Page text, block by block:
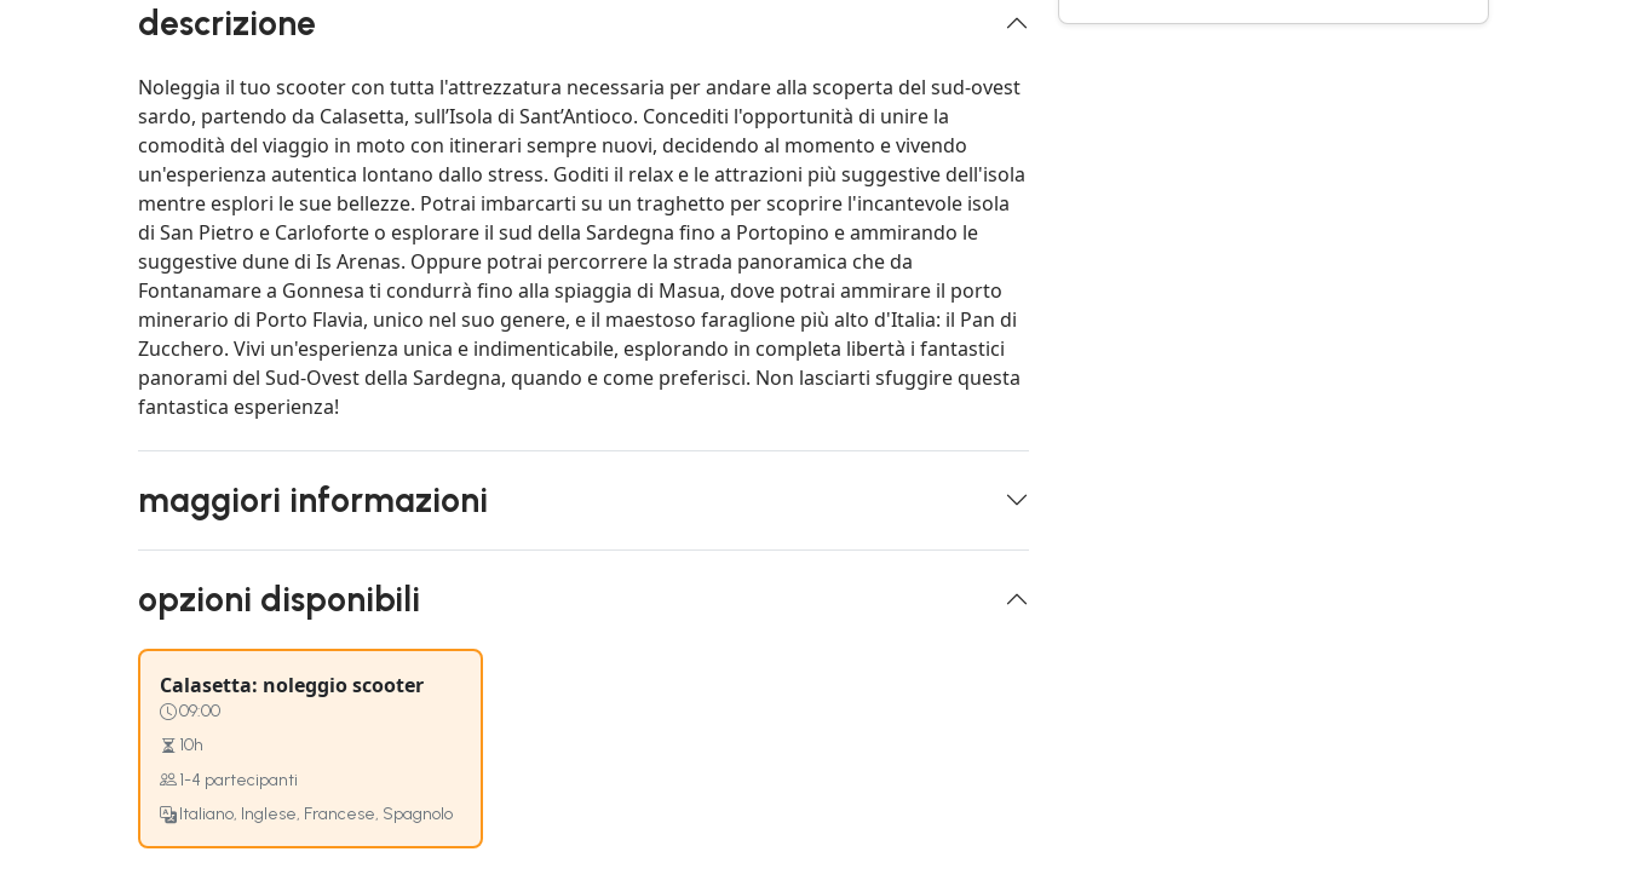
descrizione
Noleggia il tuo scooter con tutta l'attrezzatura necessaria per andare alla scoperta del sud-ovest
sardo, partendo da Calasetta, sull’Isola di Sant’Antioco. Concediti l'opportunità di unire la
comodità del viaggio in moto con itinerari sempre nuovi, decidendo al momento e vivendo
un'esperienza autentica lontano dallo stress. Goditi il relax e le attrazioni più suggestive dell'isola
mentre esplori le sue bellezze. Potrai imbarcarti su un traghetto per scoprire l'incantevole isola
di San Pietro e Carloforte o esplorare il sud della Sardegna fino a Portopino e ammirando le
suggestive dune di Is Arenas. Oppure potrai percorrere la strada panoramica che da
Fontanamare a Gonnesa ti condurrà fino alla spiaggia di Masua, dove potrai ammirare il porto
minerario di Porto Flavia, unico nel suo genere, e il maestoso faraglione più alto d'Italia: il Pan di
Zucchero. Vivi un'esperienza unica e indimenticabile, esplorando in completa libertà i fantastici
panorami del Sud-Ovest della Sardegna, quando e come preferisci. Non lasciarti sfuggire questa
fantastica esperienza!
maggiori informazioni
opzioni disponibili
Calasetta: noleggio scooter
09:00
10h
1-4 partecipanti
Italiano, Inglese, Francese, Spagnolo